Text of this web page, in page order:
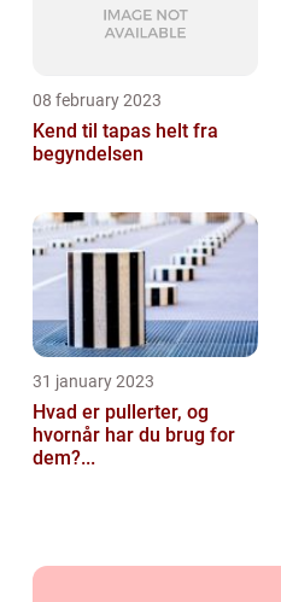
08 february 2023
Kend til tapas helt fra
begyndelsen
31 january 2023
Hvad er pullerter, og
hvornår har du brug for
dem?...